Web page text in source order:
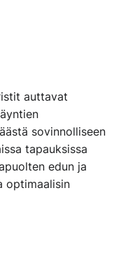
auttavat
sovinnolliseen
tapauksissa
edun ja
optimaalisin